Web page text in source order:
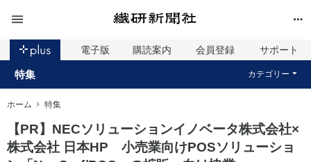
電子版 購読案内 会員登録 サポート
特集 カテゴリー
ホーム 特集
【PR】NECソリューションイノベータ株式会社×
株式会社 日本HP 小売業向けPOSソリューショ